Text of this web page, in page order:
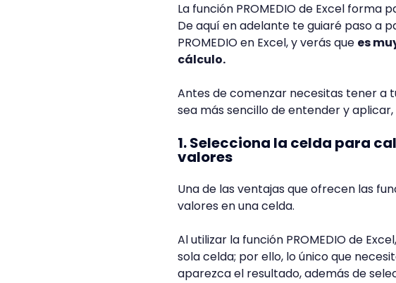
La función PROMEDIO de Excel forma
De aquí en adelante te guiaré paso a
PROMEDIO en Excel, y verás que es
cálculo.
Antes de comenzar necesitas tener a
sea más sencillo de entender y
1. Selecciona la celda para
valores
Una de las ventajas que ofrecen las
valores en una celda.
Al utilizar la función PROMEDIO de
sola celda; por ello, lo único que
aparezca el resultado, además de